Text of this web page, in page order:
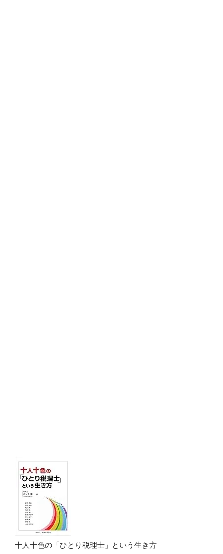
十人十色の「ひとり税理士」という生き方